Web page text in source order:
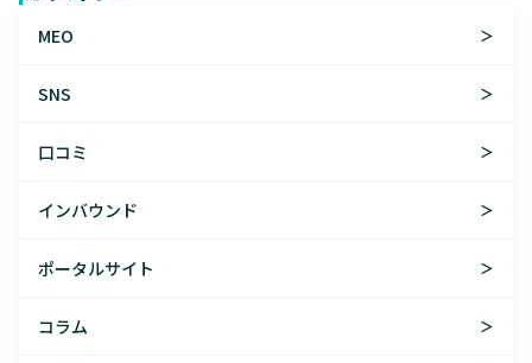
MEO ＞
SNS ＞
口コミ ＞
インバウンド ＞
ポータルサイト ＞
コラム ＞